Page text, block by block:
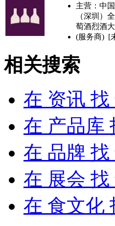
主营：中
（深圳）
萄酒烈酒
(服务商) [
相关搜索
在 资讯 找
在 产品库
在 品牌 找
在 展会 找
在 食文化